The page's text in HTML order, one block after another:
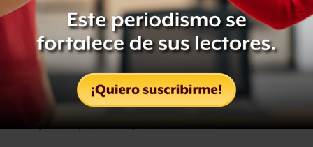
En tanto, la jefa de gobierno, Claudia Sheinbaum ofreció
disculpas a la población por la activación de la alerta.